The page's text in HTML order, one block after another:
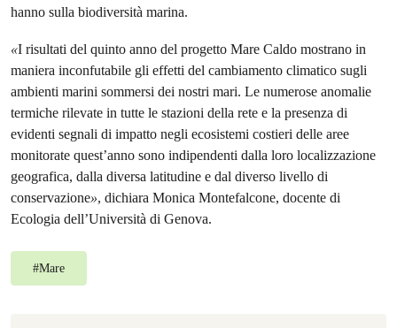
hanno sulla biodiversità marina.
«I risultati del quinto anno del progetto Mare Caldo mostrano in
maniera inconfutabile gli effetti del cambiamento climatico sugli
ambienti marini sommersi dei nostri mari. Le numerose anomalie
termiche rilevate in tutte le stazioni della rete e la presenza di
evidenti segnali di impatto negli ecosistemi costieri delle aree
monitorate quest’anno sono indipendenti dalla loro localizzazione
geografica, dalla diversa latitudine e dal diverso livello di
conservazione», dichiara Monica Montefalcone, docente di
Ecologia dell’Università di Genova.
#Mare